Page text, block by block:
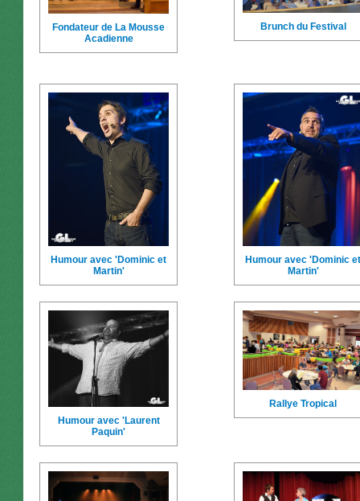
Fondateur de La Mousse
Acadienne
Brunch du Festival
Humour avec 'Dominic et
Martin'
Humour avec 'Dominic et
Martin'
Humour avec 'Laurent
Paquin'
Rallye Tropical